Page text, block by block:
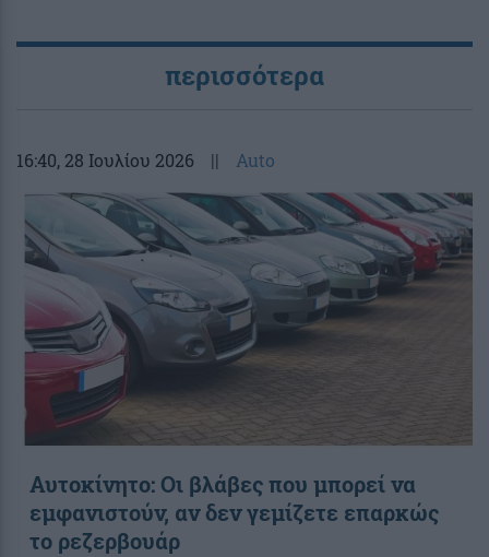
περισσότερα
16:40, 28 Ιουλίου 2026 || Auto
Αυτοκίνητο: Οι βλάβες που μπορεί να
εμφανιστούν, αν δεν γεμίζετε επαρκώς
το ρεζερβουάρ